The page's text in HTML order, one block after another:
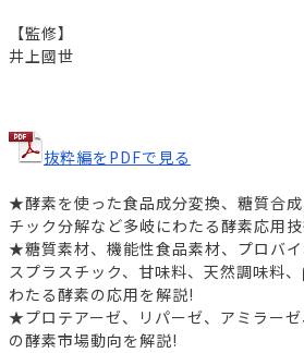
【監修】
井上國世
抜粋編をPDFで見る
★酵素を使った食品成分変換、糖質合
チック分解など多岐にわたる酵素応用
★糖質素材、機能性食品素材、プロバ
スプラスチック、甘味料、天然調味料
わたる酵素の応用を解説!
★プロテアーゼ、リパーゼ、アミラー
の酵素市場動向を解説!